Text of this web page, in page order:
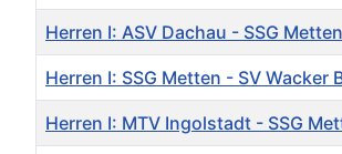
Herren I: ASV Dachau - SSG
Herren I: SSG Metten - SV Wacker
Herren I: MTV Ingolstadt - SSG